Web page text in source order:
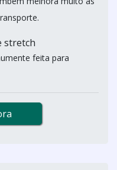
stretch
feita para